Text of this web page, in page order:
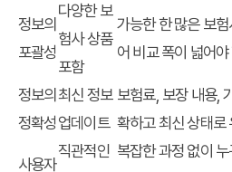
정보의
포괄성
다양한 보
험사 상품
포함
가능한 한 많은 보
어 비교 폭이 넓어
정보의
정확성
최신 정보
업데이트
보험료, 보장 내용,
확하고 최신 상태로
사용자
직관적인 복잡한 과정 없이